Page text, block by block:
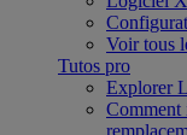
Voir tous
Tutos pro
Explorer
Comment